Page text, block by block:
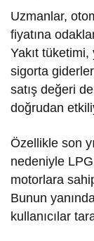
Uzmanlar,
fiyatına
Yakıt tüketimi,
sigorta
satış değeri
doğrudan
Özellikle son
nedeniyle
motorlara
Bunun
kullanıcılar